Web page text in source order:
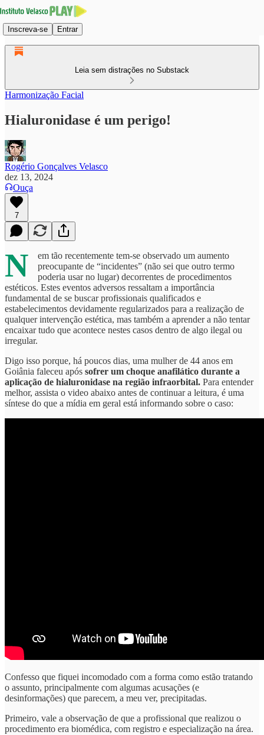
Inscreva-se Entrar
Leia sem distrações no Substack
Harmonização Facial
Hialuronidase é um perigo!
Rogério Gonçalves Velasco
dez 13, 2024
Ouça
7
N
em tão recentemente tem-se observado um aumento
preocupante de “incidentes” (não sei que outro termo
poderia usar no lugar) decorrentes de procedimentos
estéticos. Estes eventos adversos ressaltam a importância
fundamental de se buscar profissionais qualificados e
estabelecimentos devidamente regularizados para a realização de
qualquer intervenção estética, mas também a aprender a não tentar
encaixar tudo que acontece nestes casos dentro de algo ilegal ou
irregular.
Digo isso porque, há poucos dias, uma mulher de 44 anos em
Goiânia faleceu após sofrer um choque anafilático durante a
aplicação de hialuronidase na região infraorbital. Para entender
melhor, assista o video abaixo antes de continuar a leitura, é uma
síntese do que a mídia em geral está informando sobre o caso:
Confesso que fiquei incomodado com a forma como estão tratando
o assunto, principalmente com algumas acusações (e
desinformações) que parecem, a meu ver, precipitadas.
Primeiro, vale a observação de que a profissional que realizou o
procedimento era biomédica, com registro e especialização na área.